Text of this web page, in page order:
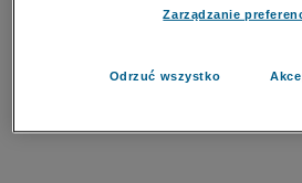
zapobiegania oszustwom i naprawiania błędów,
przetwarzaniu danych osobowych w celu
Zarządzanie
Odrzuć wszystko